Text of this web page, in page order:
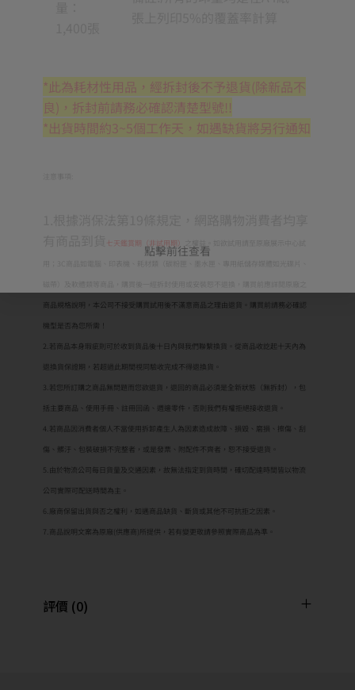
*此為耗材性用品，經拆封後不予退貨(除新品不
良)，拆封前請務必確認清楚型號!!
*出貨時間約3~5個工作天，如遇缺貨將另行通知
七天鑑賞期（非試用期）
商品規格說明，本公司不接受購買試用後不滿意商品之理由退貨。購買前請務必確認
機型是否為您所需！
2.若商品本身瑕疵則可於收到貨品後十日內與我們聯繫換貨。從商品收訖起十天內為
退換貨保證期，若超過此期間視同驗收完成不得退換貨。
3.若您所訂購之商品無問題而您欲退貨，退回的商品必須是全新狀態（無拆封），包
括主要商品、使用手冊、註冊回函、週邊零件，否則我們有權拒絕接收退貨。
4.若商品因消費者個人不當使用拆卸產生人為因素造成故障、損毀、磨損、擦傷、刮
傷、髒汙、包裝破損不完整者，或是發票、附配件不齊者，恕不接受退貨。
5.由於物流公司每日貨量及交通因素，故無法指定到貨時間，確切配達時間皆以物流
公司實際可配送時間為主。
6.廠商保留出貨與否之權利，如遇商品缺貨、斷貨或其他不可抗拒之因素。
7.商品說明文案為原廠(供應商)所提供，若有變更敬請參照實際商品為準。
評價 (0)
點擊前往查看